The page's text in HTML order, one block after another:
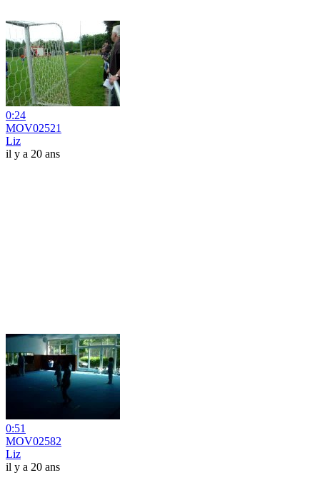
0:24
MOV02521
Liz
il y a 20 ans
0:51
MOV02582
Liz
il y a 20 ans